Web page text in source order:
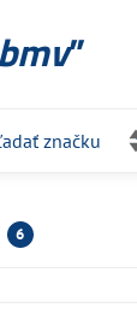
bmv”
6